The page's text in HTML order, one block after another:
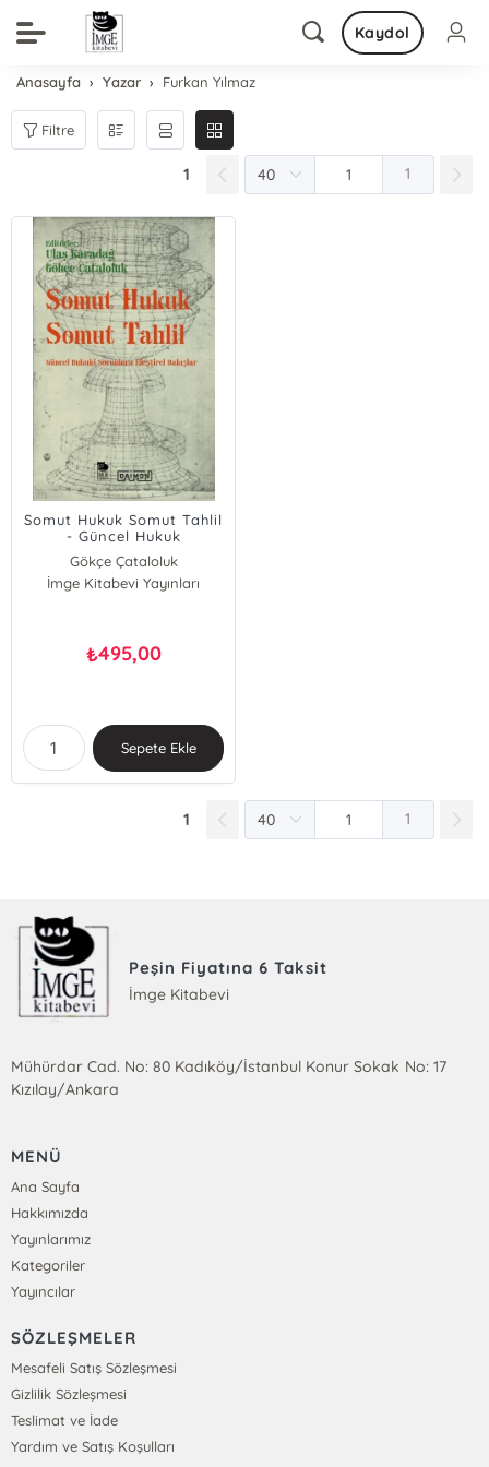
Kaydol
Anasayfa Yazar Furkan Yılmaz
Filtre
1 1
Somut Hukuk Somut Tahlil
- Güncel Hukuk
Sorunlarına Eleştirel
Bakışlar
Gökçe Çataloluk
Ulaş Karadağ
Evrim Durmaz
Irmak Kepenek
Tevfik Can Peker
Zülfiye Yılmaz
İmge Kitabevi Yayınları
₺495,00
Sepete Ekle
1 1
Peşin Fiyatına 6 Taksit
İmge Kitabevi
Mühürdar Cad. No: 80 Kadıköy/İstanbul Konur Sokak No: 17
Kızılay/Ankara
MENÜ
Ana Sayfa
Hakkımızda
Yayınlarımız
Kategoriler
Yayıncılar
SÖZLEŞMELER
Mesafeli Satış Sözleşmesi
Gizlilik Sözleşmesi
Teslimat ve İade
Yardım ve Satış Koşulları